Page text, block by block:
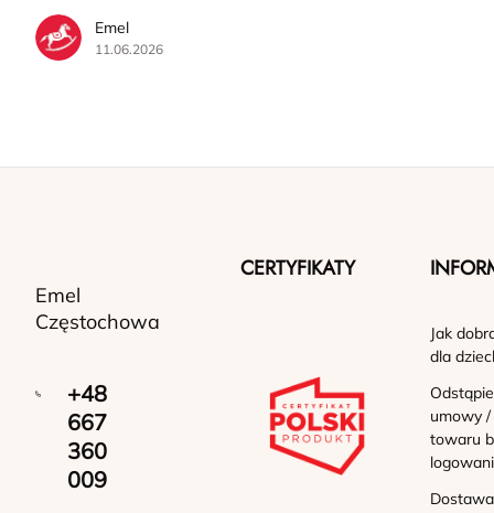
Emel
11.06.2026
Emel
Częstochowa
+48
667
360
009
CERTYFIKATY
Jak
dla
umowy
towaru